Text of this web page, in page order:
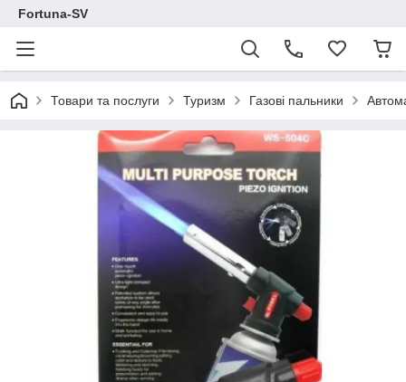
Fortuna-SV
Товари та послуги Туризм Газові пальники